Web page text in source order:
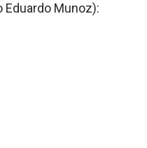
Eduardo Munoz):